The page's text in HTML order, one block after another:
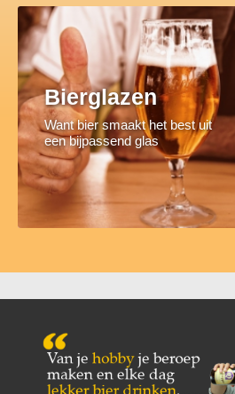
Bierglazen
Want bier smaakt het best uit
een bijpassend glas